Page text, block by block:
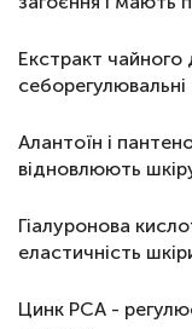
Екстракт чайного
Алантоїн і
відновлюють
Гіалуронова
еластичність
Цинк PCA -